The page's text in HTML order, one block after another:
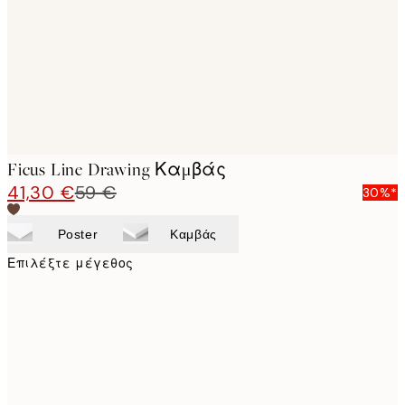
Ficus Line Drawing Καμβάς
41,30 €59 € 30%*
Poster Καμβάς
Επιλέξτε μέγεθος